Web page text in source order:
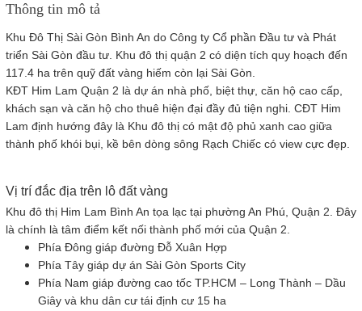
Thông tin mô tả
Khu Đô Thị Sài Gòn Bình An do Công ty Cổ phần Đầu tư và Phát
triển Sài Gòn đầu tư. Khu đô thị quận 2 có diện tích quy hoạch đến
117.4 ha trên quỹ đất vàng hiếm còn lại Sài Gòn.
KĐT Him Lam Quận 2 là dự án nhà phố, biệt thự, căn hộ cao cấp,
khách sạn và căn hộ cho thuê hiện đại đầy đủ tiện nghi. CĐT Him
Lam định hướng đây là Khu đô thị có mật độ phủ xanh cao giữa
thành phố khói bụi, kề bên dòng sông Rạch Chiếc có view cực đẹp.
Vị trí đắc địa trên lô đất vàng
Khu đô thị Him Lam Bình An tọa lạc tại phường An Phú, Quận 2. Đây
là chính là tâm điểm kết nối thành phố mới của Quận 2.
Phía Đông giáp đường Đỗ Xuân Hợp
Phía Tây giáp dự án Sài Gòn Sports City
Phía Nam giáp đường cao tốc TP.HCM – Long Thành – Dầu
Giây và khu dân cư tái định cư 15 ha